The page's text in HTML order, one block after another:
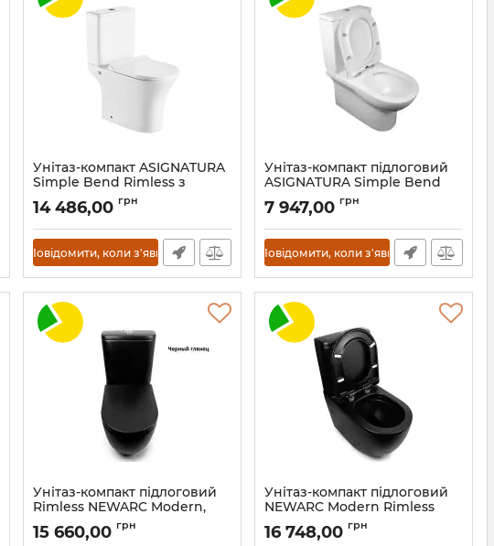
Унітаз-компакт ASIGNATURA
Simple Bend Rimless з
сидінням, функцією біде та
змішувачем
Артикул:37852505
14 486,00 грн
Повідомити, коли з'явиться
Унітаз-компакт підлоговий
ASIGNATURA Simple Bend
Rimless із сидінням
Артикул:37822505
7 947,00 грн
Повідомити, коли з'явиться
Унітаз-компакт підлоговий
Rimless NEWARC Modern,
Артикул:3822B NEW
15 660,00 грн
Унітаз-компакт підлоговий
NEWARC Modern Rimless
чорний матовий
Артикул:3822B-M
16 748,00 грн